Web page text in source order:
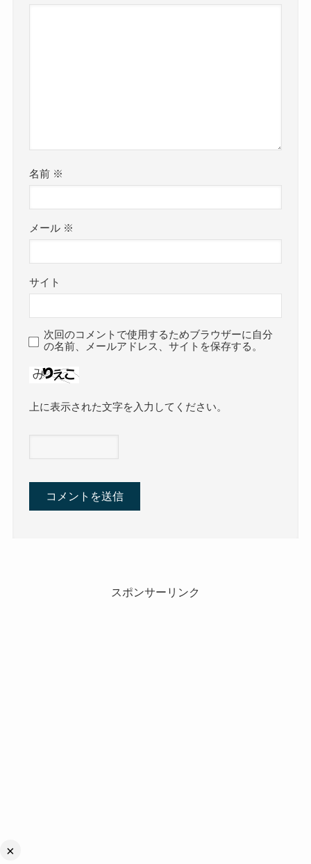
×
名前 ※
メール ※
サイト
次回のコメントで使用するためブラウザーに自分
の名前、メールアドレス、サイトを保存する。
上に表示された文字を入力してください。
スポンサーリンク